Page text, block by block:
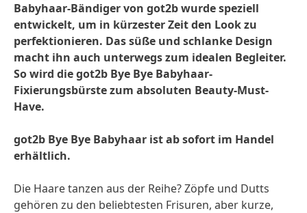
Babyhaar-Bändiger von got2b wurde speziell
entwickelt, um in kürzester Zeit den Look zu
perfektionieren. Das süße und schlanke Design
macht ihn auch unterwegs zum idealen Begleiter.
So wird die got2b Bye Bye Babyhaar-
Fixierungsbürste zum absoluten Beauty-Must-
Have.
got2b Bye Bye Babyhaar ist ab sofort im Handel
erhältlich.
Die Haare tanzen aus der Reihe? Zöpfe und Dutts
gehören zu den beliebtesten Frisuren, aber kurze,